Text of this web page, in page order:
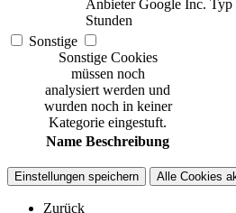
Anbieter Google Inc. Typ
Stunden
Sonstige
Sonstige Cookies
müssen noch
analysiert werden und
wurden noch in keiner
Kategorie eingestuft.
Name Beschreibung
Einstellungen speichern Alle Cookies
Zurück